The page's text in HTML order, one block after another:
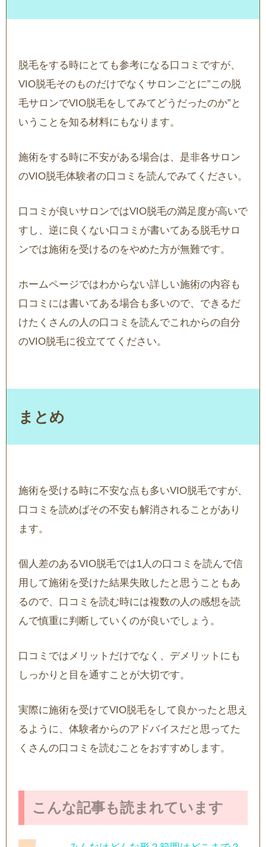
脱毛をする時にとても参考になる口コミですが、
VIO脱毛そのものだけでなくサロンごとに”この脱
毛サロンでVIO脱毛をしてみてどうだったのか”と
いうことを知る材料にもなります。
施術をする時に不安がある場合は、是非各サロン
のVIO脱毛体験者の口コミを読んでみてください。
口コミが良いサロンではVIO脱毛の満足度が高いで
すし、逆に良くない口コミが書いてある脱毛サロ
ンでは施術を受けるのをやめた方が無難です。
ホームページではわからない詳しい施術の内容も
口コミには書いてある場合も多いので、できるだ
けたくさんの人の口コミを読んでこれからの自分
のVIO脱毛に役立ててください。
まとめ
施術を受ける時に不安な点も多いVIO脱毛ですが、
口コミを読めばその不安も解消されることがあり
ます。
個人差のあるVIO脱毛では1人の口コミを読んで信
用して施術を受けた結果失敗したと思うこともあ
るので、口コミを読む時には複数の人の感想を読
んで慎重に判断していくのが良いでしょう。
口コミではメリットだけでなく、デメリットにも
しっかりと目を通すことが大切です。
実際に施術を受けてVIO脱毛をして良かったと思え
るように、体験者からのアドバイスだと思ってた
くさんの口コミを読むことをおすすめします。
こんな記事も読まれています